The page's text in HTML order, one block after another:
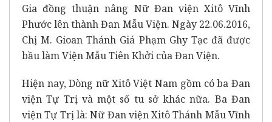
Gia đồng thuận nâng Nữ Đan viện Xitô Vĩnh
Phước lên thành Đan Mẫu Viện. Ngày 22.06.2016,
Chị M. Gioan Thánh Giá Phạm Ghy Tạc đã được
bầu làm Viện Mẫu Tiên Khởi của Đan Viện.
Hiện nay, Dòng nữ Xitô Việt Nam gồm có ba Đan
viện Tự Trị và một số tu sở khác nữa. Ba Đan
viện Tự Trị là: Nữ Đan viện Xitô Thánh Mẫu Vĩnh